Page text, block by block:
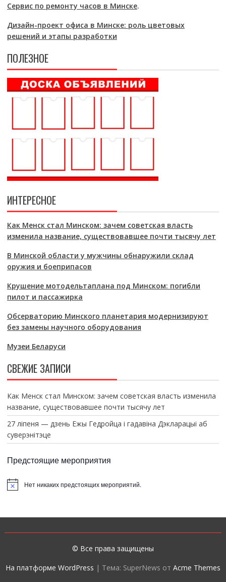
Сервис по ремонту часов в Минске.
Дизайн-проект офиса в Минске: роль цветовых
решений и этапы разработки
ПОЛЕЗНОЕ
ИНТЕРЕСНОЕ
Как Менск стал Минском: зачем советская власть
изменила название, существовавшее почти тысячу лет
В Минской области у мужчины обнаружили склад
оружия и боеприпасов
Крушение мотодельтаплана под Минском: погибли
пилот и пассажирка
Обсерваторию Минского планетария модернизируют
без замены научного оборудования
Музеи Беларуси
СВЕЖИЕ ЗАПИСИ
Как Менск стал Минском: зачем советская власть изменила
название, существовавшее почти тысячу лет
27 ліпеня — дзень Ежы Гедройца і гадавіна Дэкларацыі аб
суверэнітэце
Предстоящие мероприятия
т
Нет никаких предстоящих мероприятий.
© Все права защищены
На платформе WordPress | Тема: SuperNews от Acme Themes